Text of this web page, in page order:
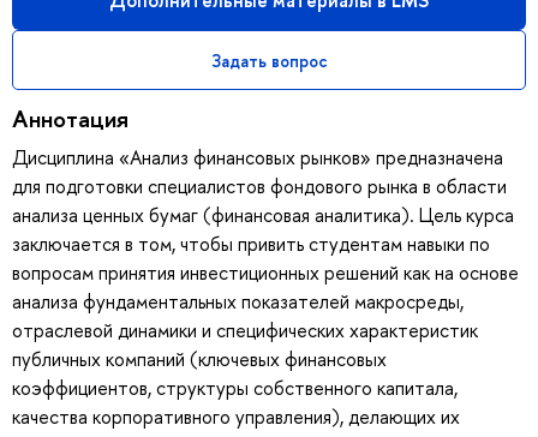
Задать вопрос
Аннотация
Дисциплина «Анализ финансовых рынков» предназначена
для подготовки специалистов фондового рынка в области
анализа ценных бумаг (финансовая аналитика). Цель курса
заключается в том, чтобы привить студентам навыки по
вопросам принятия инвестиционных решений как на основе
анализа фундаментальных показателей макросреды,
отраслевой динамики и специфических характеристик
публичных компаний (ключевых финансовых
коэффициентов, структуры собственного капитала,
качества корпоративного управления), делающих их